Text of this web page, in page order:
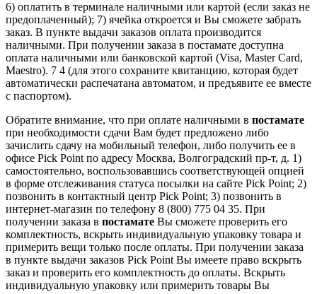
6) оплатить в терминале наличными или картой (если заказ не
предоплаченный); 7) ячейка откроется и Вы сможете забрать
заказ. В пункте выдачи заказов оплата производится
наличными. При получении заказа в постамате доступна
оплата наличными или банковской картой (Visa, Master Card,
Maestro). 7 4 (для этого сохраните квитанцию, которая будет
автоматически распечатана автоматом, и предъявите ее вместе
с паспортом).
Обратите внимание, что при оплате наличными в постамате
при необходимости сдачи Вам будет предложено либо
зачислить сдачу на мобильный телефон, либо получить ее в
офисе Pick Point по адресу Москва, Волгоградский пр-т, д. 1)
самостоятельно, воспользовавшись соответствующей опцией
в форме отслеживания статуса посылки на сайте Pick Point; 2)
позвонить в контактный центр Pick Point; 3) позвонить в
интернет-магазин по телефону 8 (800) 775 04 35. При
получении заказа в постамате Вы сможете проверить его
комплектность, вскрыть индивидуальную упаковку товара и
примерить вещи только после оплаты. При получении заказа
в пункте выдачи заказов Pick Point Вы имеете право вскрыть
заказ и проверить его комплектность до оплаты. Вскрыть
индивидуальную упаковку или примерить товары Вы